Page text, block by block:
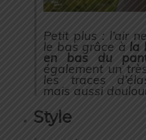
Petit plus : l’air
le bas grâce à la
en bas du
également un
les traces
mais aussi
Style